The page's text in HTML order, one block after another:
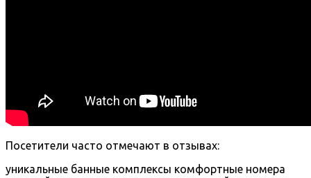
Посетители часто отмечают в отзывах:
уникальные банные комплексы комфортные номера